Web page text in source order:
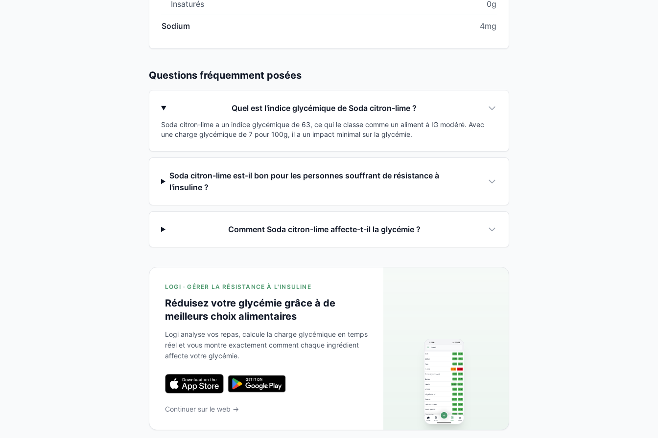
Insaturés 0g
Sodium 4mg
Questions fréquemment posées
Quel est l'indice glycémique de Soda citron-lime ?
Soda citron-lime a un indice glycémique de 63, ce qui le classe comme un aliment à IG modéré. Avec
une charge glycémique de 7 pour 100g, il a un impact minimal sur la glycémie.
Soda citron-lime est-il bon pour les personnes souffrant de résistance à
l'insuline ?
Comment Soda citron-lime affecte-t-il la glycémie ?
LOGI · GÉRER LA RÉSISTANCE À L'INSULINE
Réduisez votre glycémie grâce à de
meilleurs choix alimentaires
Logi analyse vos repas, calcule la charge glycémique en temps
réel et vous montre exactement comment chaque ingrédient
affecte votre glycémie.
Continuer sur le web →